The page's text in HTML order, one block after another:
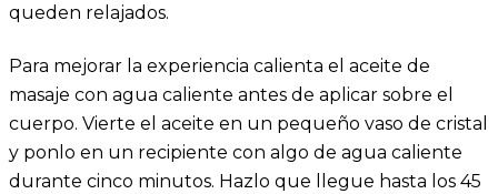
queden relajados.
Para mejorar la experiencia calienta el aceite de
masaje con agua caliente antes de aplicar sobre el
cuerpo. Vierte el aceite en un pequeño vaso de cristal
y ponlo en un recipiente con algo de agua caliente
durante cinco minutos. Hazlo que llegue hasta los 45